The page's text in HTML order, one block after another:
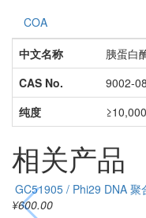
COA
中文名称
胰蛋白
CAS No.
9002-
纯度
相关产品
GC51905 / Phi29 DNA 聚
¥600.00